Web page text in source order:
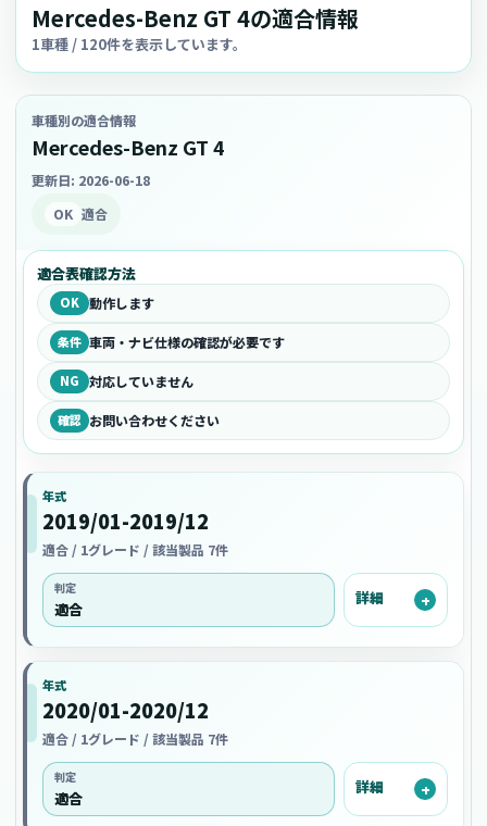
Mercedes-Benz GT 4の適合情報
1車種 / 120件を表示しています。
車種別の適合情報
Mercedes-Benz GT 4
更新日: 2026-06-18
OK 適合
適合表確認方法
OK 動作します
条件 車両・ナビ仕様の確認が必要です
NG 対応していません
確認 お問い合わせください
年式
2019/01-2019/12
適合 / 1グレード / 該当製品 7件
判定
適合
詳細
年式
2020/01-2020/12
適合 / 1グレード / 該当製品 7件
判定
適合
詳細